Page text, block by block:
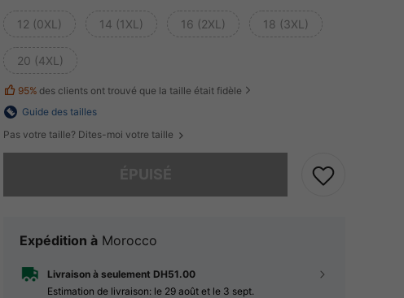
12 (0XL) 14 (1XL) 16 (2XL) 18 (3XL)
20 (4XL)
95% des clients ont trouvé que la taille était fidèle
Guide des tailles
Pas votre taille? Dites-moi votre taille
Expédition à Morocco
Livraison à seulement DH51.00
Estimation de livraison: le 29 août et le 3 sept.